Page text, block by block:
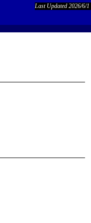
Last Updated 2026/6/1